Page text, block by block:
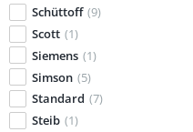
Schüttoff (9)
Scott (1)
Siemens (1)
Simson (5)
Standard (7)
Steib (1)